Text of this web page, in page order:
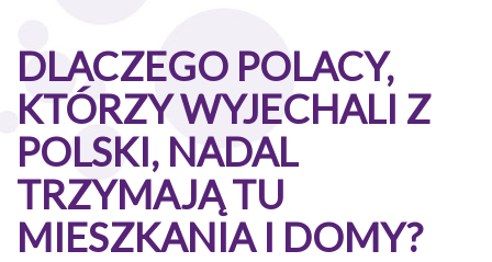
DLACZEGO POLACY,
KTÓRZY WYJECHALI Z
POLSKI, NADAL
TRZYMAJĄ TU
MIESZKANIA I DOMY?